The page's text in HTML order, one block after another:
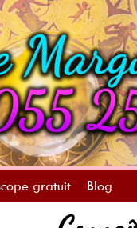
gratuit Blog